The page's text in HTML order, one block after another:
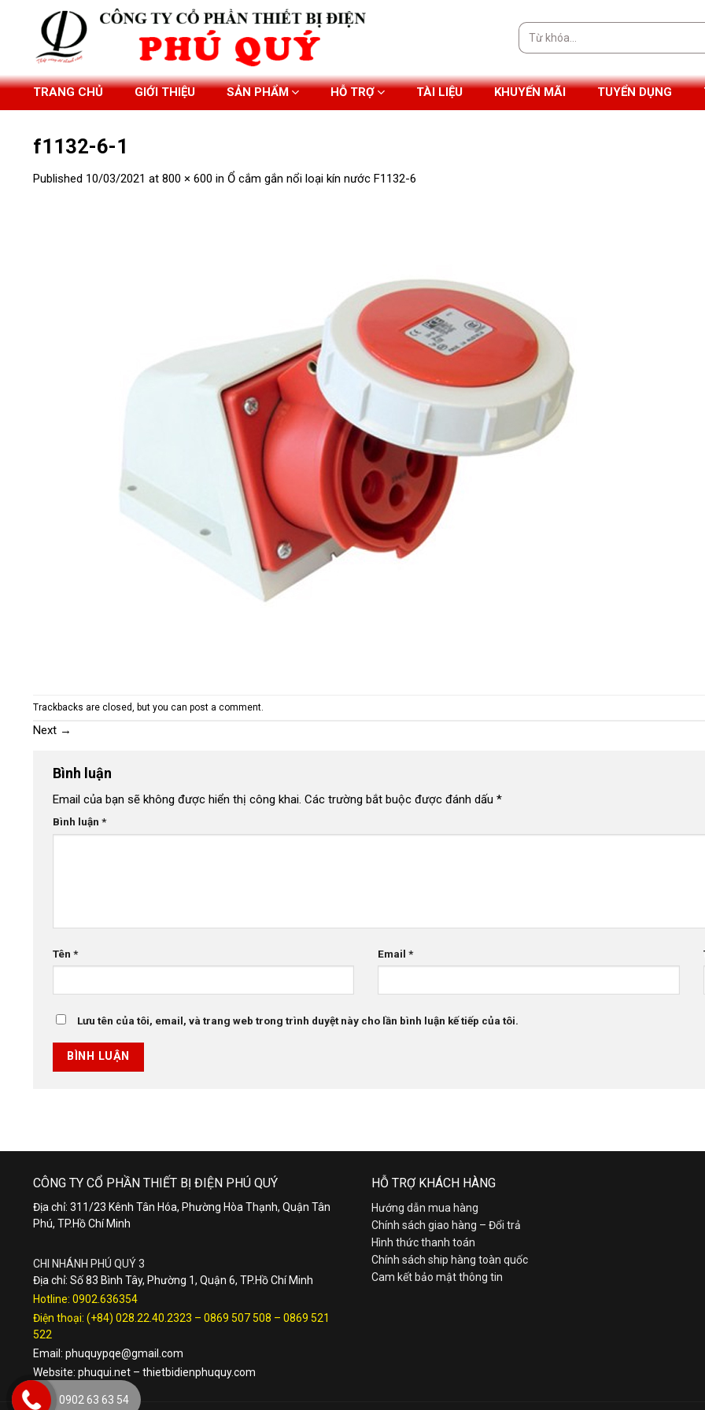
Tìm
kiếm:
TRANG CHỦ GIỚI THIỆU SẢN PHẨM HỖ TRỢ TÀI LIỆU KHUYẾN MÃI TUYỂN DỤNG
f1132-6-1
Published 10/03/2021 at 800 × 600 in Ổ cắm gắn nổi loại kín nước F1132-6
Trackbacks are closed, but you can post a comment
Next →
Bình luận
Email của bạn sẽ không được hiển thị công khai. Các trường bắt buộc được đánh dấu *
Bình luận *
Tên * Email*
Lưu tên của tôi, email, và trang web trong trình duyệt này cho lần bình luận kế tiếp của tôi.
CÔNG TY CỔ PHẦN THIẾT BỊ ĐIỆN PHÚ QUÝ
Địa chỉ: 311/23 Kênh Tân Hóa, Phường Hòa Thạnh, Quận Tân
Phú, TP.Hồ Chí Minh
CHI NHÁNH PHÚ QUÝ 3
Địa chỉ: Số 83 Bình Tây, Phường 1, Quận 6, TP.Hồ Chí Minh
Hotline: 0902.636354
Điện thoại: (+84) 028.22.40.2323 – 0869 507 508 – 0869 521
522
Email: phuquypqe@gmail.com
Website: phuqui.net – thietbidienphuquy.com
HỖ TRỢ KHÁCH HÀNG
Hướng dẫn mua hàng
Chính sách giao hàng – Đổi trả
Hình thức thanh toán
Chính sách ship hàng toàn quốc
Cam kết bảo mật thông tin
0902 63 63 54